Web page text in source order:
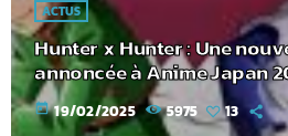
ACTUS
Hunter x Hunter : Une
annoncée à Anime Japan
today 19/02/2025 5975 13